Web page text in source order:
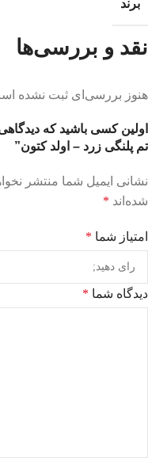
برند
نقد و بررسی‌ها
هنوز بررسی‌ای ثبت نشده
اولین کسی باشید که
تم پلنگی زرد – اولد کتون”
نشانی ایمیل شما منتشر
شده‌اند *
امتیاز شما *
دیدگاه شما *